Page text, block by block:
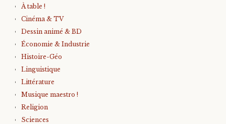
À table !
Cinéma & TV
Dessin animé & BD
Économie & Industrie
Histoire-Géo
Linguistique
Littérature
Musique maestro !
Religion
Sciences